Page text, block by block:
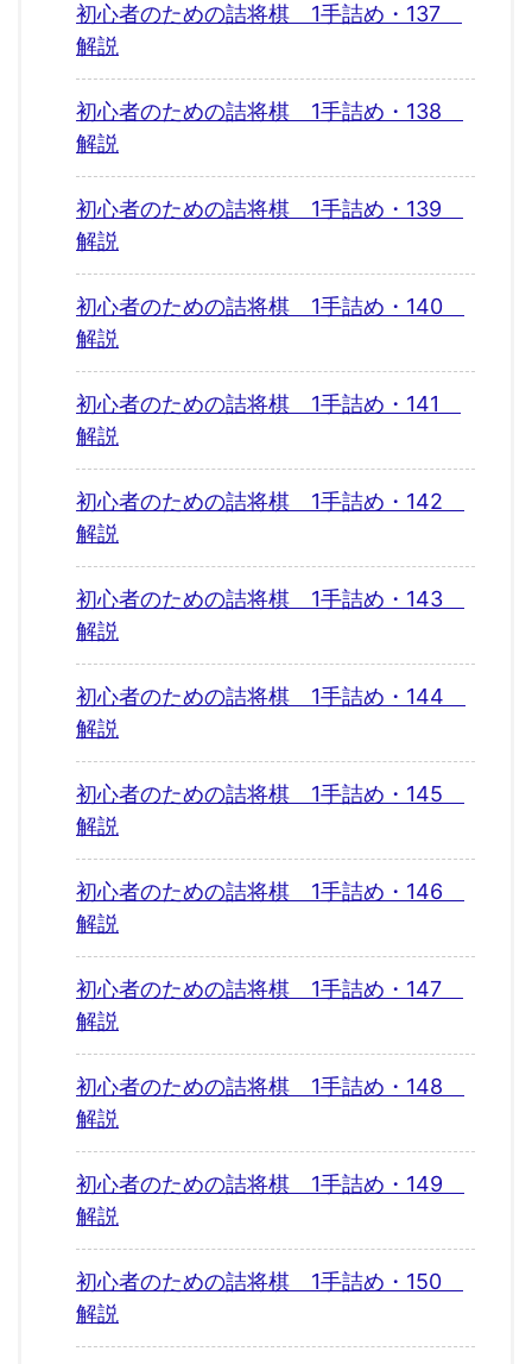
初心者のための詰将棋 1手詰め・137
解説
初心者のための詰将棋 1手詰め・138
解説
初心者のための詰将棋 1手詰め・139
解説
初心者のための詰将棋 1手詰め・140
解説
初心者のための詰将棋 1手詰め・141
解説
初心者のための詰将棋 1手詰め・142
解説
初心者のための詰将棋 1手詰め・143
解説
初心者のための詰将棋 1手詰め・144
解説
初心者のための詰将棋 1手詰め・145
解説
初心者のための詰将棋 1手詰め・146
解説
初心者のための詰将棋 1手詰め・147
解説
初心者のための詰将棋 1手詰め・148
解説
初心者のための詰将棋 1手詰め・149
解説
初心者のための詰将棋 1手詰め・150
解説